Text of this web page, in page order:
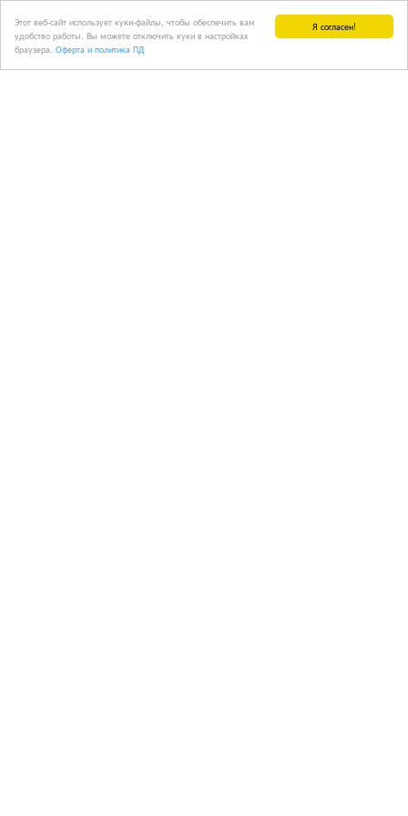
Я согласен!
Этот веб-сайт использует куки-файлы, чтобы обеспечить вам
удобство работы. Вы можете отключить куки в настройках
браузера. Оферта и политика ПД